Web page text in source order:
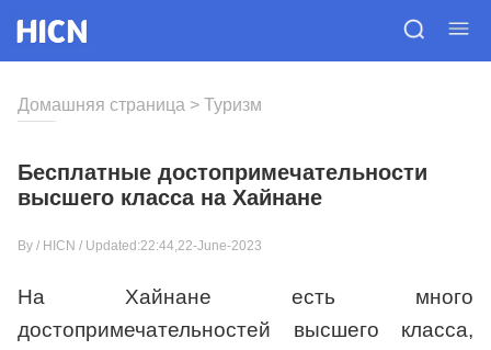
Домашняя страница > Туризм
Бесплатные достопримечательности
высшего класса на Хайнане
By / HICN / Updated:22:44,22-June-2023
На Хайнане есть много
достопримечательностей высшего класса,